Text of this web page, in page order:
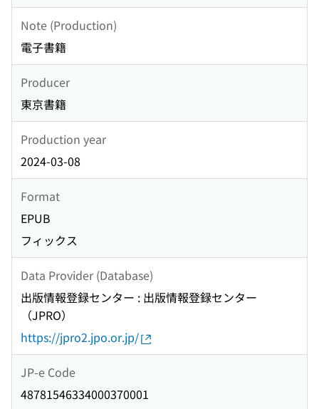
Note (Production)
電子書籍
Producer
東京書籍
Production year
2024-03-08
Format
EPUB
フィックス
Data Provider (Database)
出版情報登録センター : 出版情報登録センター
（JPRO）
https://jpro2.jpo.or.jp/
JP-e Code
48781546334000370001